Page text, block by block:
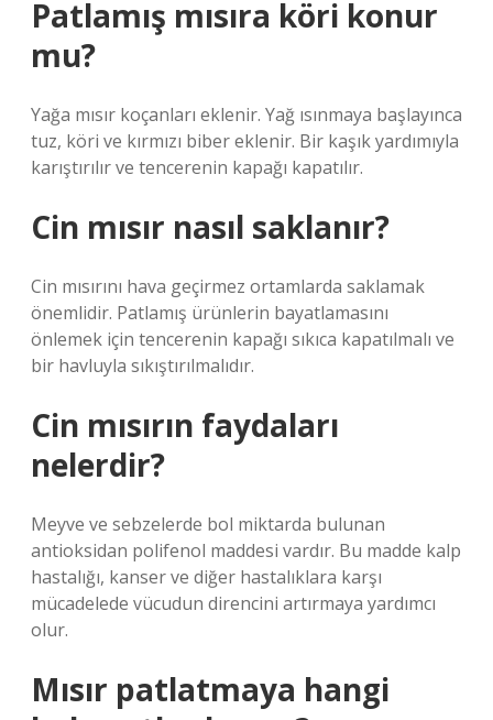
Patlamış mısıra köri konur
mu?
Yağa mısır koçanları eklenir. Yağ ısınmaya başlayınca
tuz, köri ve kırmızı biber eklenir. Bir kaşık yardımıyla
karıştırılır ve tencerenin kapağı kapatılır.
Cin mısır nasıl saklanır?
Cin mısırını hava geçirmez ortamlarda saklamak
önemlidir. Patlamış ürünlerin bayatlamasını
önlemek için tencerenin kapağı sıkıca kapatılmalı ve
bir havluyla sıkıştırılmalıdır.
Cin mısırın faydaları
nelerdir?
Meyve ve sebzelerde bol miktarda bulunan
antioksidan polifenol maddesi vardır. Bu madde kalp
hastalığı, kanser ve diğer hastalıklara karşı
mücadelede vücudun direncini artırmaya yardımcı
olur.
Mısır patlatmaya hangi